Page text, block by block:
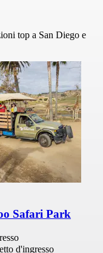
top a San Diego e
Safari Park
d'ingresso